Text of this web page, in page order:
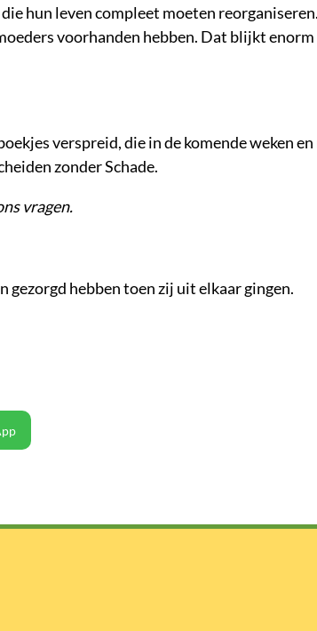
hun leven compleet moeten
voorhanden hebben. Dat blijkt enorm
verspreid, die in de komende weken
zonder Schade.
vragen.
hebben toen zij uit elkaar gingen.